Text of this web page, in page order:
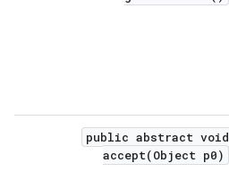
public abstract void
accept(Object p0)